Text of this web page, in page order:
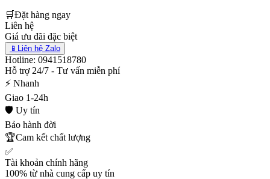
🛒Đặt hàng ngay
Liên hệ
Giá ưu đãi đặc biệt
📱 Liên hệ Zalo
Hotline: 0941518780
Hỗ trợ 24/7 - Tư vấn miễn phí
⚡ Nhanh
Giao 1-24h
🛡️ Uy tín
Bảo hành đời
🏆Cam kết chất lượng
✅
Tài khoản chính hãng
100% từ nhà cung cấp uy tín